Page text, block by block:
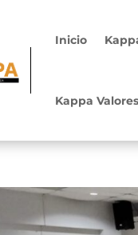
Inicio
Kappa Valores